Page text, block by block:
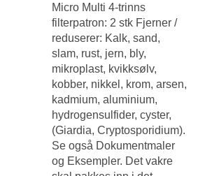
Micro Multi 4-trinns
filterpatron: 2 stk Fjerner /
reduserer: Kalk, sand,
slam, rust, jern, bly,
mikroplast, kvikksølv,
kobber, nikkel, krom, arsen,
kadmium, aluminium,
hydrogensulfider, cyster,
(Giardia, Cryptosporidium).
Se også Dokumentmaler
og Eksempler. Det vakre